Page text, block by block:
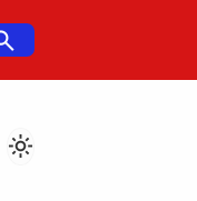
light_mode